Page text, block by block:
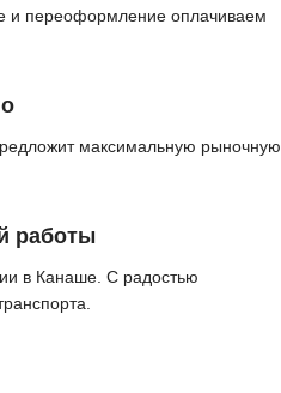
и переоформление оплачиваем
максимальную рыночную
работы
в Канаше. С радостью